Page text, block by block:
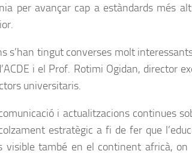
per avançar cap a estàndards més
s’han tingut converses molt
i el Prof. Rotimi Ogidan, director
universitaris.
i actualitzacions continues
estratègic a fi de fer que
visible també en el continent africà, on